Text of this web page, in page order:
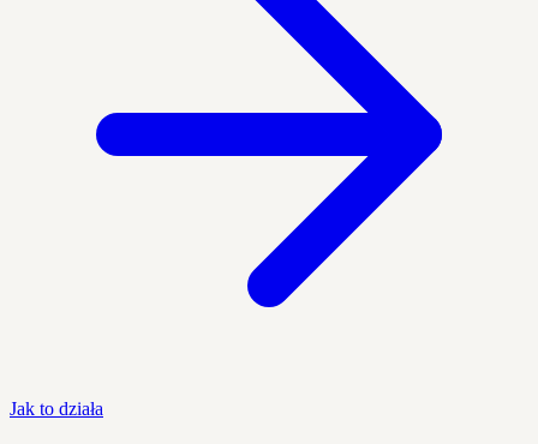
Jak to działa